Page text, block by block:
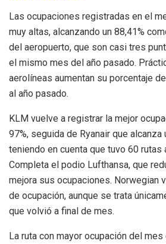
Las ocupaciones registradas en el
muy altas, alcanzando un 88,41%
del aeropuerto, que son casi tres
el mismo mes del año pasado.
aerolíneas aumentan su porcentaje
al año pasado.
KLM vuelve a registrar la mejor
97%, seguida de Ryanair que alcanza
teniendo en cuenta que tuvo 60 rutas
Completa el podio Lufthansa, que
mejora sus ocupaciones. Norwegian
de ocupación, aunque se trata
que volvió a final de mes.
La ruta con mayor ocupación del